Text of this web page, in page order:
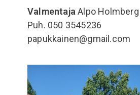
Valmentaja Alpo Holmberg
Puh. 050 3545236
papukkainen@gmail.com